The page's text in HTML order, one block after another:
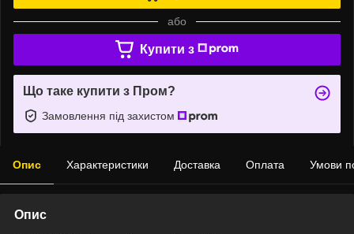
або
Купити з
Що таке купити з Пром?
Замовлення під захистом
Опис Характеристики Доставка Оплата Умови
Опис